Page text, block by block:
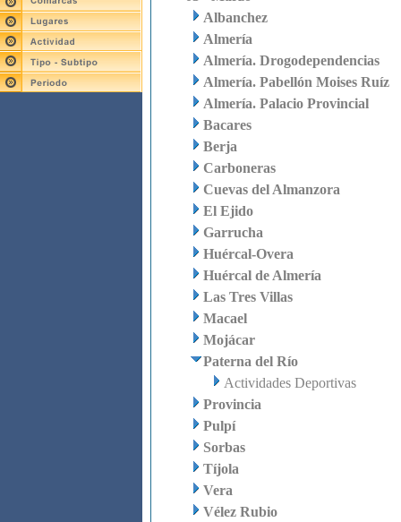
Albanchez
Almería
Almería. Drogodependencias
Almería. Pabellón Moises Ruíz
Almería. Palacio Provincial
Bacares
Berja
Carboneras
Cuevas del Almanzora
El Ejido
Garrucha
Huércal-Overa
Huércal de Almería
Las Tres Villas
Macael
Mojácar
Paterna del Río
Actividades Deportivas
Provincia
Pulpí
Sorbas
Tíjola
Vera
Vélez Rubio